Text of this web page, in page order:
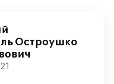
Остроушко